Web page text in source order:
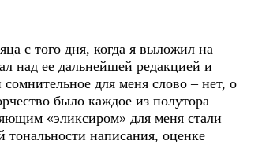
с того дня, когда я выложил на
над ее дальнейшей редакцией и
для меня слово – нет, о
было каждое из полутора
«эликсиром» для меня стали
тональности написания, оценке